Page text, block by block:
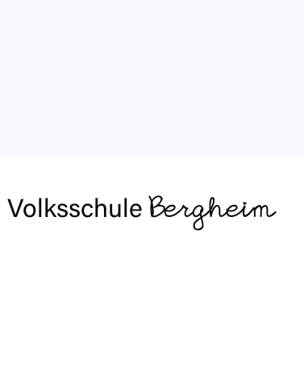
Volksschule Bergheim